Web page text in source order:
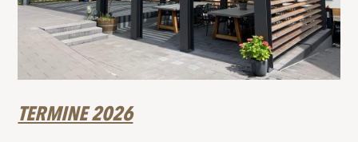
TERMINE 2026